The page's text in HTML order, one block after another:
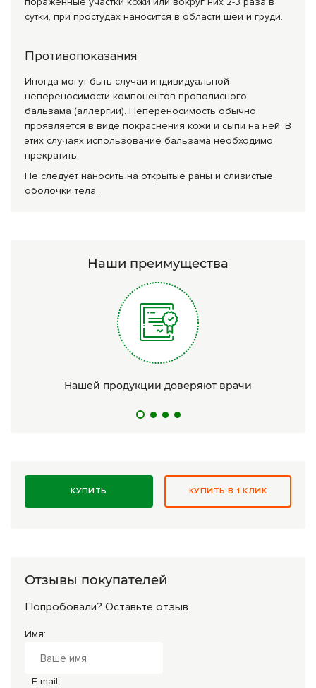
сутки, при простудах наносится в области шеи и груди.
Противопоказания
Иногда могут быть случаи индивидуальной
непереносимости компонентов прополисного
бальзама (аллергии). Непереносимость обычно
проявляется в виде покраснения кожи и сыпи на ней. В
этих случаях использование бальзама необходимо
прекратить.
Не следует наносить на открытые раны и слизистые
оболочки тела.
Наши преимущества
Нашей продукции доверяют врачи
КУПИТЬ КУПИТЬ В 1 КЛИК
Отзывы покупателей
Попробовали? Оставьте отзыв
Имя:
E-mail: